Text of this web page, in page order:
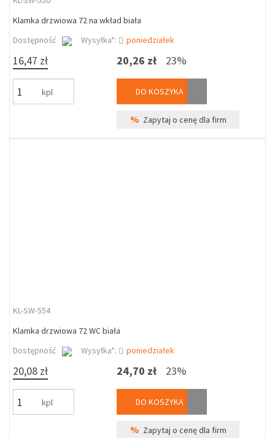
Klamka drzwiowa 72 na wkład biała
Dostępność
Wysyłka*: poniedziałek
16,47 zł
kpl
20,26 zł 23%
DO KOSZYKA
% Zapytaj o cenę dla firm
KL-SW-554
Klamka drzwiowa 72 WC biała
Dostępność
Wysyłka*: poniedziałek
20,08 zł
kpl
24,70 zł 23%
DO KOSZYKA
% Zapytaj o cenę dla firm